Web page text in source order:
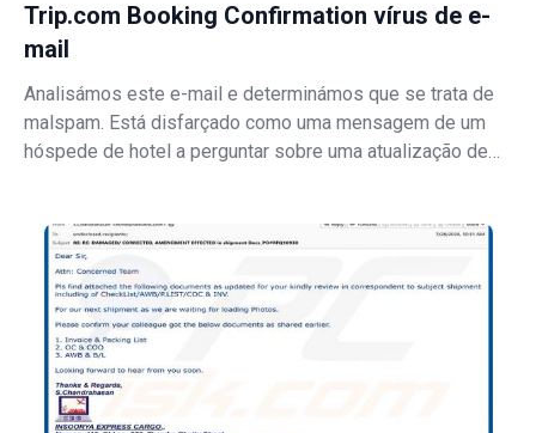
Trip.com Booking Confirmation vírus de e-
mail
Analisámos este e-mail e determinámos que se trata de
malspam. Está disfarçado como uma mensagem de um
hóspede de hotel a perguntar sobre uma atualização de
descarregue um ficheiro malicioso.